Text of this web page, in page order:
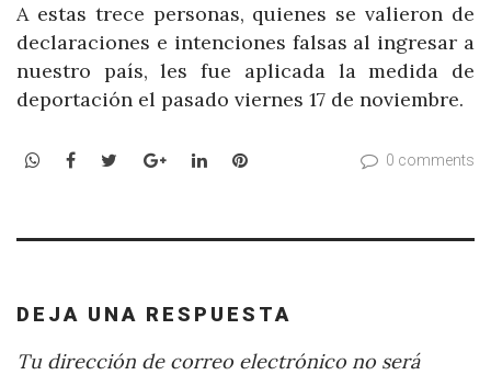
A estas trece personas, quienes se valieron de
declaraciones e intenciones falsas al ingresar a
nuestro país, les fue aplicada la medida de
deportación el pasado viernes 17 de noviembre.
WhatsApp
Facebook
TwitterGoogle+LinkedInPinterest 0 comments
DEJA UNA RESPUESTA
Tu dirección de correo electrónico no será